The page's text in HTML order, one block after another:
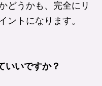
どうかも、完全にリ
ントになります。
いいですか？